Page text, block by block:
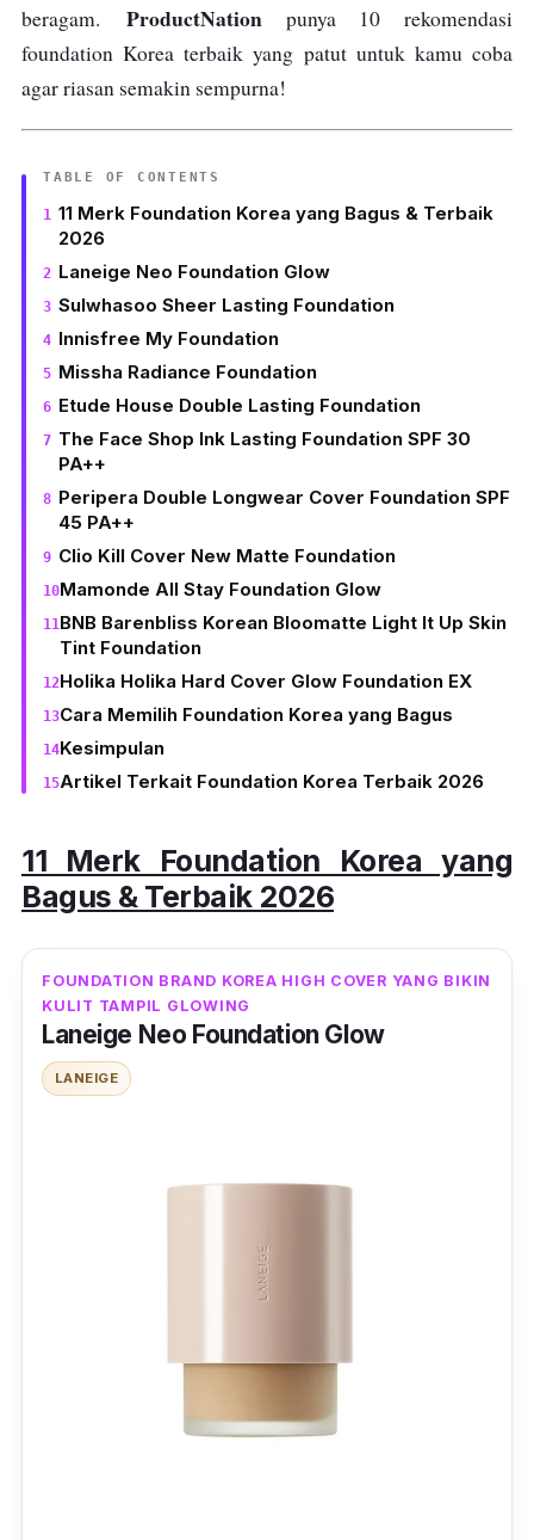
beragam. ProductNation punya 10 rekomendasi
foundation Korea terbaik yang patut untuk kamu coba
agar riasan semakin sempurna!
TABLE OF CONTENTS
11 Merk Foundation Korea yang Bagus & Terbaik
2026
Laneige Neo Foundation Glow
Sulwhasoo Sheer Lasting Foundation
Innisfree My Foundation
Missha Radiance Foundation
Etude House Double Lasting Foundation
The Face Shop Ink Lasting Foundation SPF 30
PA++
Peripera Double Longwear Cover Foundation SPF
45 PA++
Clio Kill Cover New Matte Foundation
Mamonde All Stay Foundation Glow
BNB Barenbliss Korean Bloomatte Light It Up Skin
Tint Foundation
Holika Holika Hard Cover Glow Foundation EX
Cara Memilih Foundation Korea yang Bagus
Kesimpulan
Artikel Terkait Foundation Korea Terbaik 2026
11 Merk Foundation Korea yang
Bagus & Terbaik 2026
FOUNDATION BRAND KOREA HIGH COVER YANG BIKIN
KULIT TAMPIL GLOWING
Laneige Neo Foundation Glow
LANEIGE